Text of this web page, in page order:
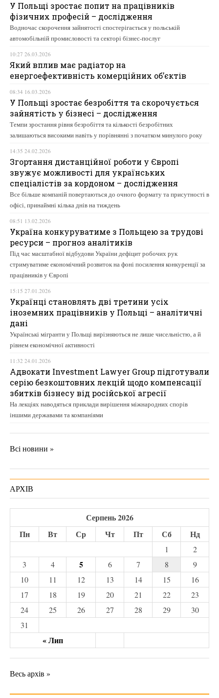
У Польщі зростає попит на працівників
фізичних професій – дослідження
Водночас скорочення зайнятості спостерігається у польській
автомобільній промисловості та секторі бізнес-послуг
10:27 26.03.2026
Який вплив має радіатор на
енергоефективність комерційних об’єктів
08:34 16.03.2026
У Польщі зростає безробіття та скорочується
зайнятість у бізнесі – дослідження
Темпи зростання рівня безробіття та кількості безробітних
залишаються високими навіть у порівнянні з початком минулого року
14:35 24.02.2026
Згортання дистанційної роботи у Європі
звужує можливості для українських
спеціалістів за кордоном – дослідження
Все більше компаній повертаються до очного формату та присутності в
офісі, принаймні кілька днів на тиждень
08:51 13.02.2026
Україна конкуруватиме з Польщею за трудові
ресурси – прогноз аналітиків
Під час масштабної відбудови України дефіцит робочих рук
стримуватиме економічний розвиток на фоні посилення конкуренції за
працівників у Європі
15:15 27.01.2026
Українці становлять дві третини усіх
іноземних працівників у Польщі – аналітичні
дані
Українські мігранти у Польщі вирізняються не лише чисельністю, а й
рівнем економічної активності
11:32 24.01.2026
Адвокати Investment Lawyer Group підготували
серію безкоштовних лекцій щодо компенсації
збитків бізнесу від російської агресії
На лекціях наводяться приклади вирішення міжнародних спорів
іншими державами та компаніями
Всі новини »
АРХІВ
Серпень 2026
Пн
Вт Ср Чт Пт Сб Нд
« Лип
1
2
3
4 5 6 7 8
9
10
11 12 13 14 15
16
17
18 19 20 21 22
23
24
25 26 27 28 29
30
31
Весь архів »